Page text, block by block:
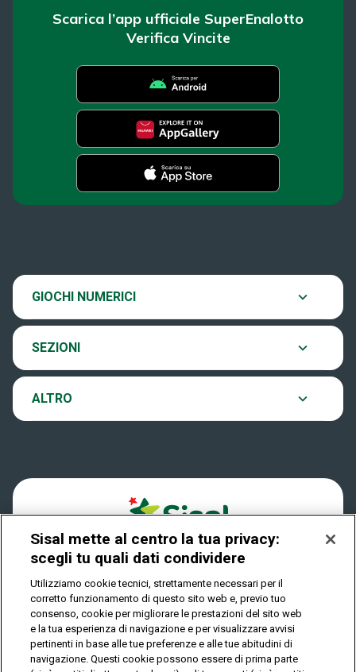
Scarica l’app ufficiale SuperEnalotto
Verifica Vincite
GIOCHI NUMERICI
SuperEnalotto
EuroJackpot
VinciCasa
Play Your Date
SEZIONI
News
Verifica vincite
Come si gioca
Dove si gioca
Quanto si vince
Come riscuotere
ALTRO
Contatti
Notifiche
Privacy
IL GIOCO È VIETATO AI MINORI E PUÒ CAUSARE
DIPENDENZA PATOLOGICA
Sisal mette al centro la tua privacy:
scegli tu quali dati condividere
Utilizziamo cookie tecnici, strettamente necessari per il
corretto funzionamento di questo sito web e, previo tuo
consenso, cookie per migliorare le prestazioni del sito web
e la tua esperienza di navigazione e per visualizzare avvisi
pertinenti in base alle tue preferenze e alle tue abitudini di
navigazione. Questi cookie possono essere di prima parte